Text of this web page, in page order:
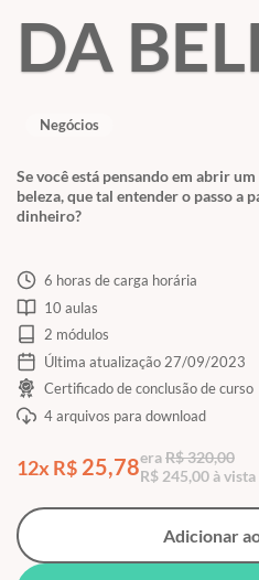
DA
Se você está pensando em abrir
beleza, que tal entender o passo a
dinheiro?
Negócios
6 horas de carga horária
10 aulas
2 módulos
Última atualização 27/09/2023
Certificado de conclusão de curso
4 arquivos para download
12x R$ 25,78eraR$ 320,00
R$ 245,00 à vista
Adicionar